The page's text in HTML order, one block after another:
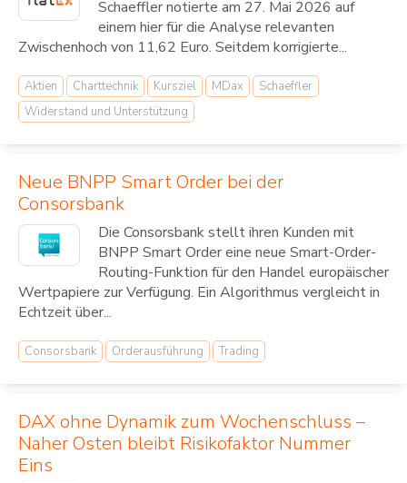
Schaeffler notierte am 27. Mai 2026 auf
einem hier für die Analyse relevanten
Zwischenhoch von 11,62 Euro. Seitdem korrigierte...
Aktien Charttechnik Kursziel MDax
Schaeffler
Widerstand und Unterstützung
Neue BNPP Smart Order bei der
Consorsbank
Die Consorsbank stellt ihren Kunden mit
BNPP Smart Order eine neue Smart-Order-
Routing-Funktion für den Handel europäischer
Wertpapiere zur Verfügung. Ein Algorithmus vergleicht in
Echtzeit über...
Consorsbank Orderausführung Trading
DAX ohne Dynamik zum Wochenschluss –
Naher Osten bleibt Risikofaktor Nummer
Eins